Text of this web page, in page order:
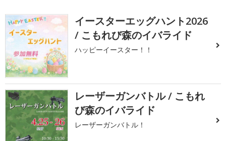
イースターエッグハント2026
/ こもれび森のイバライド
ハッピーイースター！！
レーザーガンバトル / こもれ
び森のイバライド
レーザーガンバトル！